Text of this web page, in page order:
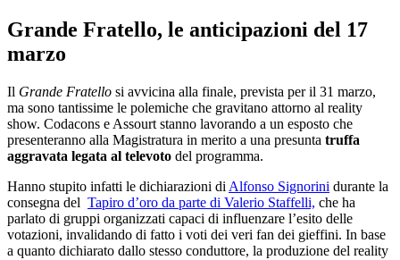
Grande Fratello, le anticipazioni del 17
marzo
Il Grande Fratello si avvicina alla finale, prevista per il 31 marzo,
ma sono tantissime le polemiche che gravitano attorno al reality
show. Codacons e Assourt stanno lavorando a un esposto che
presenteranno alla Magistratura in merito a una presunta truffa
aggravata legata al televoto del programma.
Hanno stupito infatti le dichiarazioni di Alfonso Signorini durante la
consegna del Tapiro d’oro da parte di Valerio Staffelli, che ha
parlato di gruppi organizzati capaci di influenzare l’esito delle
votazioni, invalidando di fatto i voti dei veri fan dei gieffini. In base
a quanto dichiarato dallo stesso conduttore, la produzione del reality